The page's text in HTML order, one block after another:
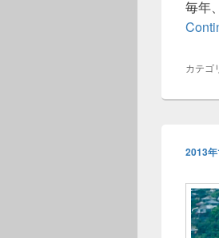
毎年
カテゴ
2013